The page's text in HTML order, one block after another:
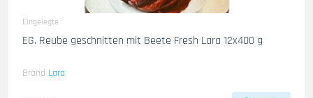
Eingelegte
EG. Reube geschnitten mit Beete Fresh Lara 12x400 g
Brand Lara